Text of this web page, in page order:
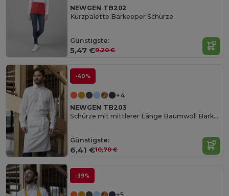
NEWGEN TB202
Kurzpalette Barkeeper Schürze
Günstigste:
5,47 €9,20 €
-40%
+4
NEWGEN TB203
Schürze mit mittlerer Länge Baumwoll Barkeeper
Günstigste:
6,41 €10,70 €
-39%